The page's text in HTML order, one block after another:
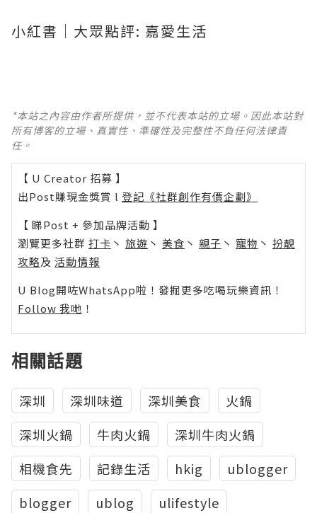
小紅書｜大眾點評: 嘉愛生活
*本站之內容由作者所提供，並不代表本站的立場。因此本站對
所有博客的立場、真實性、準確性及完整性不負任何法律責
任。
【 U Creator 招募 】
出Post賺現金獎賞 l 登記《社群創作有價企劃》
【 睇Post + 參加品牌活動 】
瀏覽更多社群 打卡 丶 旅遊 丶 美食 丶 親子 丶 寵物 丶 扮靚
攻略及 活動情報
U Blog開咗WhatsApp啦！發掘更多吃喝玩樂資訊！
Follow 我哋 ！
相關話題
深圳 深圳味道 深圳美食
火鍋
深圳火鍋
牛肉火鍋
深圳牛肉火鍋
相機食先
記錄生活 hkig
ublogger
blogger
ublog
ulifestyle